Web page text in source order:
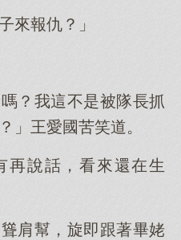
來報仇？」
？我這不是被隊長抓
」王愛國苦笑道。
再說話，看來還在生
肩幫，旋即跟著畢姥